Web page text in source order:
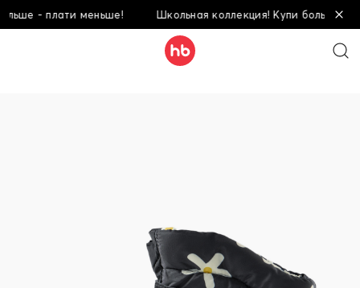
- плати меньше! Школьная коллекция! Купи больше -